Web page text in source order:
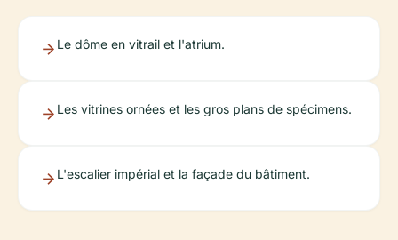
Le dôme en vitrail et l'atrium.
Les vitrines ornées et les gros plans de spécimens.
L'escalier impérial et la façade du bâtiment.